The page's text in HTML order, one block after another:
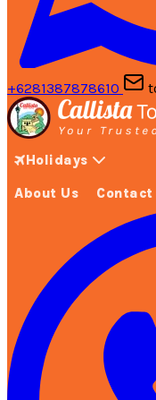
+6281387878610
Holidays
About Us Contact